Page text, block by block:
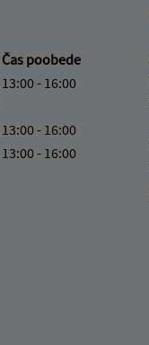
Čas poobede
13:00 - 16:00
13:00 - 16:00
13:00 - 16:00